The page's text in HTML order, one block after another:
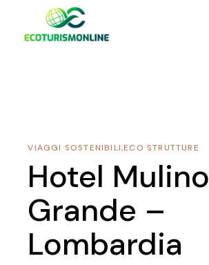
ECO STRUTTURE
,
VIAGGI SOSTENIBILI
Hotel Mulino
Grande –
Lombardia